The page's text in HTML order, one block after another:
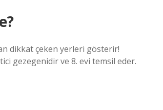
dikkat çeken yerleri gösterir!
gezegenidir ve 8. evi temsil eder.